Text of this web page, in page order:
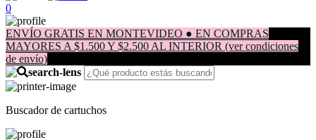
0
ENVÍO GRATIS EN MONTEVIDEO ● EN COMPRAS
MAYORES A $1.500 Y $2.500 AL INTERIOR (ver condiciones
de envío)
Buscador de cartuchos